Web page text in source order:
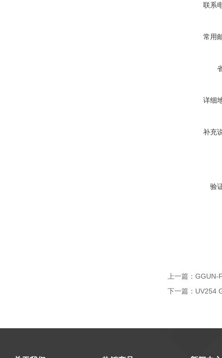
联系
常用
详细
补充
验
上一篇： GGUN-
下一篇： UV254